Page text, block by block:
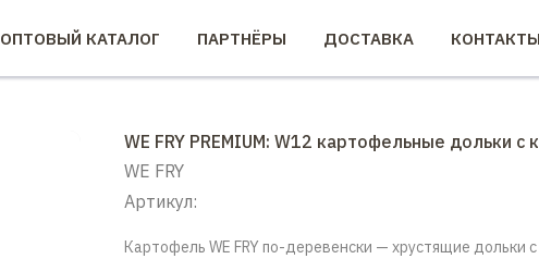
ОПТОВЫЙ КАТАЛОГ ПАРТНЁРЫ ДОСТАВКА КОНТАКТЫ
WE FRY PREMIUM: W12 картофельные дольки с
WE FRY
Артикул:
Картофель WE FRY по-деревенски — хрустящие дольки